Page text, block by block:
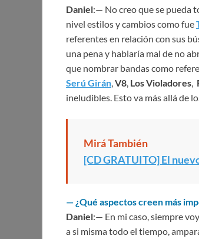
Daniel:— No creo que se pueda
nivel estilos y cambios como fue
referentes en relación con sus
una pena y hablaría mal de no
que nombrar bandas como
Serú Girán,V8, Los Violadores,
ineludibles. Esto va más allá de
Mirá También
[CD GRATUITO] El
— ¿Qué aspectos creen más
Daniel:— En mi caso, siempre
a si misma todo el tiempo,